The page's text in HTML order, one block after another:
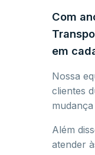
Com
em
Nossa
clientes
Além
atender